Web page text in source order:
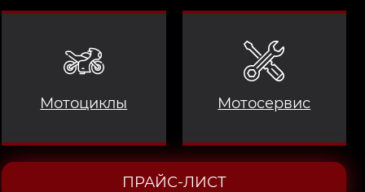
Мотоциклы Мотосервис
ПРАЙС-ЛИСТ